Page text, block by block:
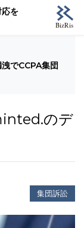
を
でCCPA集団
のデ
集団訴訟